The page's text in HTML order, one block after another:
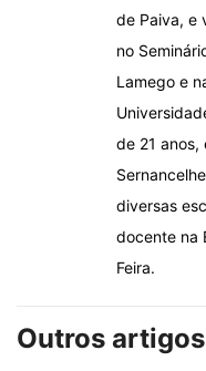
de Paiva, e
no
Lamego e
de 21 anos,
diversas
docente na
Feira.
Outros artigos